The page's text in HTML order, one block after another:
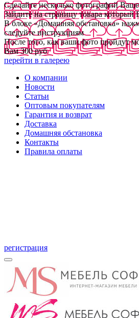
Сделайте несколько фотографий
Зайдите на страницу товара
В блоке «Домашняя обстановка»
следуйте инструкциям
После того, как ваши фото пройдут
Вам 300 руб
перейти в галерею
О компании
Новости
Статьи
Оптовым покупателям
Гарантия и возврат
Доставка
Домашняя обстановка
Контакты
Правила оплаты
регистрация